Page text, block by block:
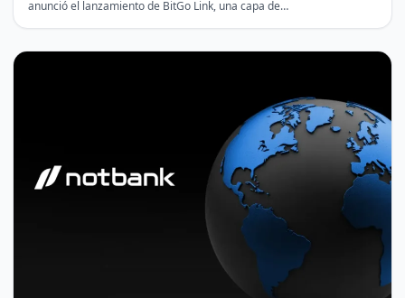
anunció el lanzamiento de BitGo Link, una capa de…